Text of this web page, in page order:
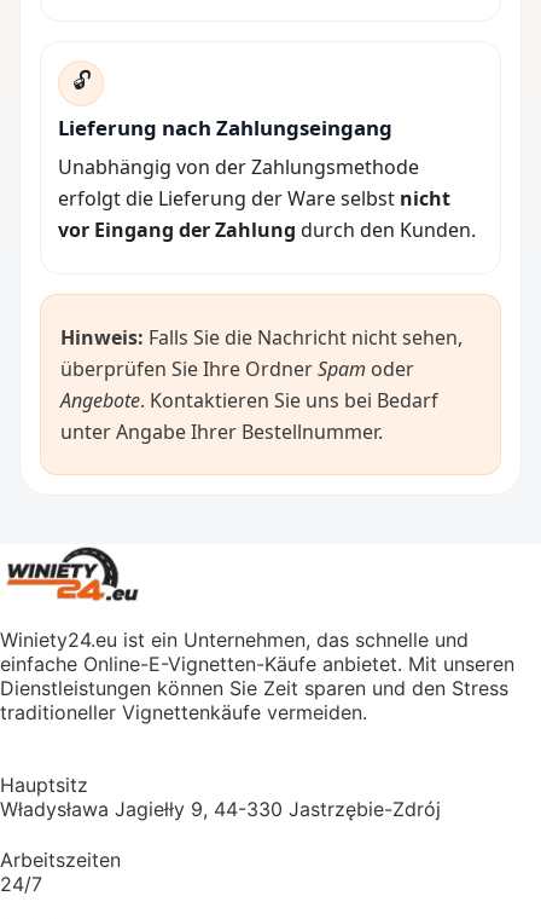
🔓
Lieferung nach Zahlungseingang
Unabhängig von der Zahlungsmethode
erfolgt die Lieferung der Ware selbst nicht
vor Eingang der Zahlung durch den Kunden.
Hinweis: Falls Sie die Nachricht nicht sehen,
überprüfen Sie Ihre OrdnerSpam oder
Angebote. Kontaktieren Sie uns bei Bedarf
unter Angabe Ihrer Bestellnummer.
Winiety24.eu ist ein Unternehmen, das schnelle und
einfache Online-E-Vignetten-Käufe anbietet. Mit unseren
Dienstleistungen können Sie Zeit sparen und den Stress
traditioneller Vignettenkäufe vermeiden.
Hauptsitz
Władysława Jagiełły 9, 44-330 Jastrzębie-Zdrój
Arbeitszeiten
24/7